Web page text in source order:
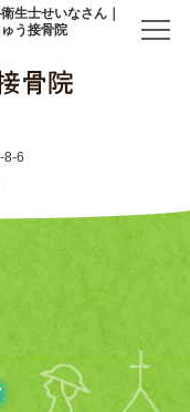
生士せいなさん｜
う接骨院
8-6